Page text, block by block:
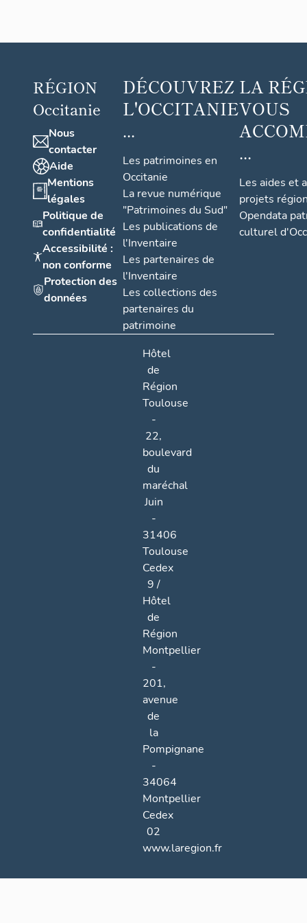
RÉGION
Occitanie
Nous
contacter
Aide
Mentions
légales
Politique de
confidentialité
Accessibilité :
non conforme
Protection des
données
DÉCOUVREZ
L'OCCITANIE
...
Les patrimoines en
Occitanie
La revue numérique
"Patrimoines du Sud"
Les publications de
l'Inventaire
Les partenaires de
l'Inventaire
Les collections des
partenaires du
patrimoine
LA
VOUS
...
Les aides et
projets
Opendata
culturel
Hôtel
de
Région
Toulouse
-
22,
boulevard
du
maréchal
Juin
-
31406
Toulouse
Cedex
9 /
Hôtel
de
Région
Montpellier
-
201,
avenue
de
la
Pompignane
-
34064
Montpellier
Cedex
02
www.laregion.fr